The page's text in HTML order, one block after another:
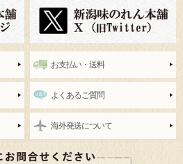
お支払い・送料
よくあるご質問
海外発送について